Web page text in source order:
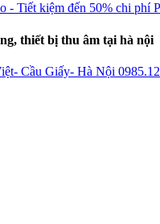
thiết bị thu âm tại hà nội
Cầu Giấy- Hà Nội